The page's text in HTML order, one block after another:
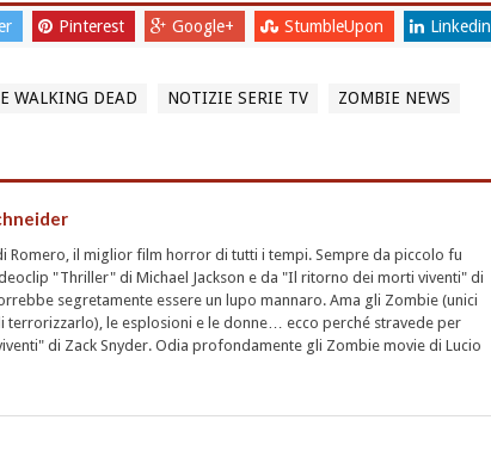
Pinterest Google+ StumbleUpon Linkedin
WALKING DEAD NOTIZIE SERIE TV
ZOMBIE NEWS
Romero, il miglior film horror di tutti i tempi. Sempre da piccolo fu
"Thriller" di Michael Jackson e da "Il ritorno dei morti viventi" di
segretamente essere un lupo mannaro. Ama gli Zombie (unici
terrorizzarlo), le esplosioni e le donne… ecco perché stravede per
di Zack Snyder. Odia profondamente gli Zombie movie di Lucio